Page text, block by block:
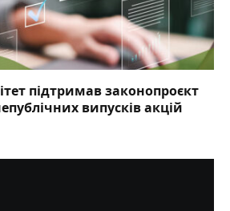
підтримав законопроєкт
випусків акцій